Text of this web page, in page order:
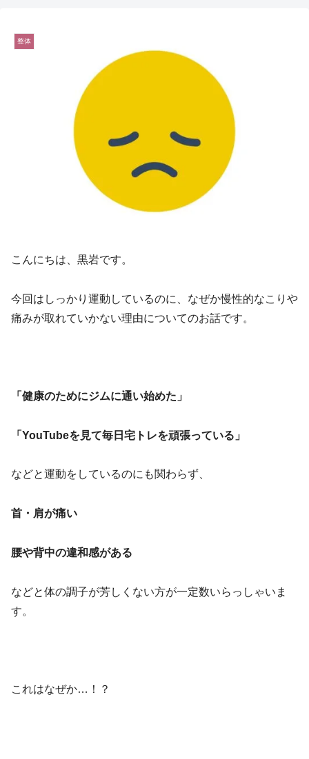
整体
こんにちは、黒岩です。
今回はしっかり運動しているのに、なぜか慢性的なこりや
痛みが取れていかない理由についてのお話です。
「健康のためにジムに通い始めた」
「YouTubeを見て毎日宅トレを頑張っている」
などと運動をしているのにも関わらず、
首・肩が痛い
腰や背中の違和感がある
などと体の調子が芳しくない方が一定数いらっしゃいま
す。
これはなぜか…！？